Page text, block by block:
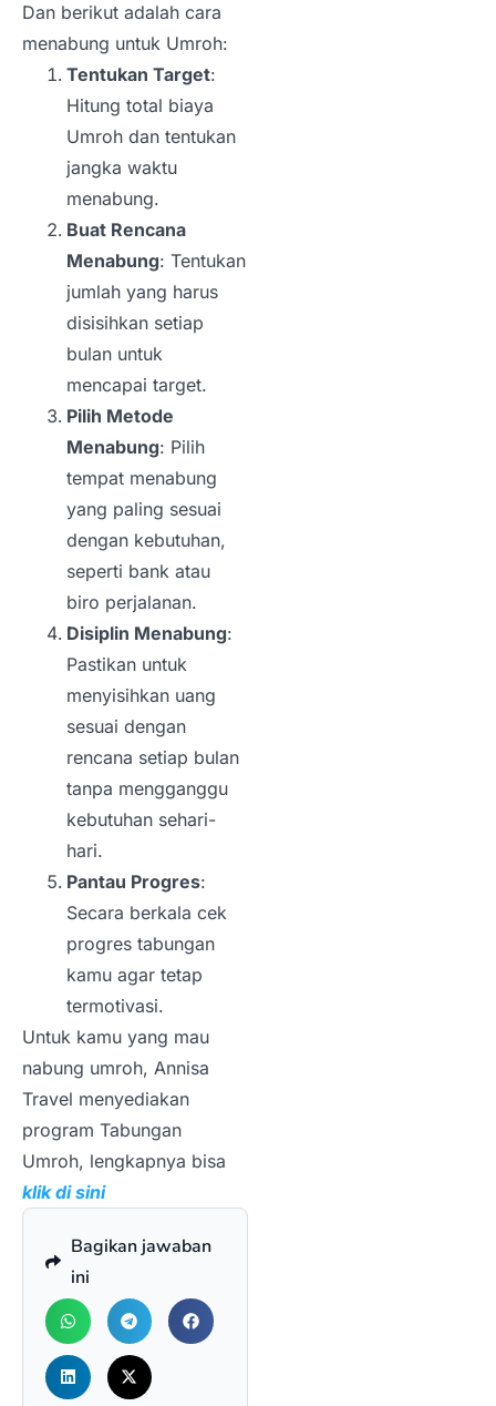
Dan berikut adalah cara
menabung untuk Umroh:
Tentukan Target:
Hitung total biaya
Umroh dan tentukan
jangka waktu
menabung.
Buat Rencana
Menabung: Tentukan
jumlah yang harus
disisihkan setiap
bulan untuk
mencapai target.
Pilih Metode
Menabung: Pilih
tempat menabung
yang paling sesuai
dengan kebutuhan,
seperti bank atau
biro perjalanan.
Disiplin Menabung:
Pastikan untuk
menyisihkan uang
sesuai dengan
rencana setiap bulan
tanpa mengganggu
kebutuhan sehari-
hari.
Pantau Progres:
Secara berkala cek
progres tabungan
kamu agar tetap
termotivasi.
Untuk kamu yang mau
nabung umroh, Annisa
Travel menyediakan
program Tabungan
Umroh, lengkapnya bisa
klik di sini
Bagikan jawaban
ini